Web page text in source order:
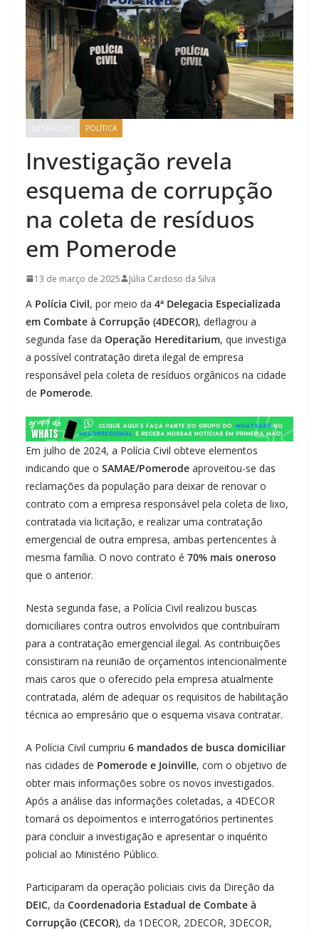
DESTAQUES POLÍTICA
Investigação revela
esquema de corrupção
na coleta de resíduos
em Pomerode
13 de março de 2025 Júlia Cardoso da Silva
A Polícia Civil, por meio da 4ª Delegacia Especializada
em Combate à Corrupção (4DECOR), deflagrou a
segunda fase da Operação Hereditarium, que investiga
a possível contratação direta ilegal de empresa
responsável pela coleta de resíduos orgânicos na cidade
de Pomerode.
Em julho de 2024, a Polícia Civil obteve elementos
indicando que o SAMAE/Pomerode aproveitou-se das
reclamações da população para deixar de renovar o
contrato com a empresa responsável pela coleta de lixo,
contratada via licitação, e realizar uma contratação
emergencial de outra empresa, ambas pertencentes à
mesma família. O novo contrato é 70% mais oneroso
que o anterior.
Nesta segunda fase, a Polícia Civil realizou buscas
domiciliares contra outros envolvidos que contribuíram
para a contratação emergencial ilegal. As contribuições
consistiram na reunião de orçamentos intencionalmente
mais caros que o oferecido pela empresa atualmente
contratada, além de adequar os requisitos de habilitação
técnica ao empresário que o esquema visava contratar.
A Polícia Civil cumpriu 6 mandados de busca domiciliar
nas cidades de Pomerode e Joinville, com o objetivo de
obter mais informações sobre os novos investigados.
Após a análise das informações coletadas, a 4DECOR
tomará os depoimentos e interrogatórios pertinentes
para concluir a investigação e apresentar o inquérito
policial ao Ministério Público.
Participaram da operação policiais civis da Direção da
DEIC, da Coordenadoria Estadual de Combate à
Corrupção (CECOR), da 1DECOR, 2DECOR, 3DECOR,